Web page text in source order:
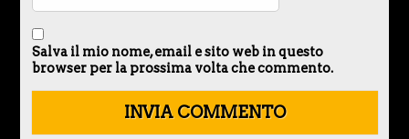
Salva il mio nome, email e sito web in questo
browser per la prossima volta che commento.